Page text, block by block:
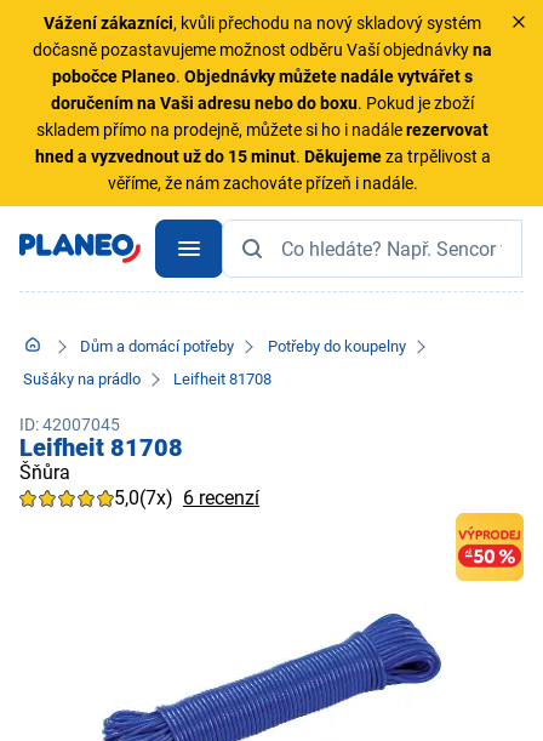
Vážení zákazníci, kvůli přechodu na nový skladový systém
dočasně pozastavujeme možnost odběru Vaší objednávkyna
pobočce Planeo.Objednávky můžete nadále vytvářet s
doručením na Vaši adresu nebo do boxu. Pokud je zboží
skladem přímo na prodejně, můžete si ho i nadálerezervovat
hned a vyzvednout už do 15 minut. Děkujemeza trpělivost a
věříme, že nám zachováte přízeň i nadále.
Dům a domácí potřeby
Potřeby do koupelny
Sušáky na prádlo
Leifheit 81708
ID: 42007045
Leifheit 81708
Šňůra
5,0(7x) 6 recenzí